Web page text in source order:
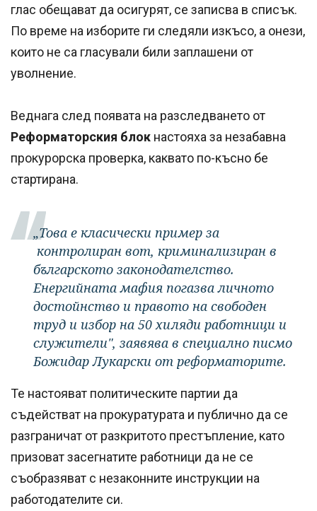
глас обещават да осигурят, се записва в списък.
По време на изборите ги следяли изкъсо, а онези,
които не са гласували били заплашени от
уволнение.
Веднага след появата на разследването от
Реформаторския блок настояха за незабавна
прокурорска проверка, каквато по-късно бе
стартирана.
„Това е класически пример за
контролиран вот, криминализиран в
българското законодателство.
Енергийната мафия погазва личното
достойнство и правото на свободен
труд и избор на 50 хиляди работници и
служители", заявява в специално писмо
Божидар Лукарски от реформаторите.
Те настояват политическите партии да
съдействат на прокуратурата и публично да се
разграничат от разкритото престъпление, като
призоват засегнатите работници да не се
съобразяват с незаконните инструкции на
работодателите си.